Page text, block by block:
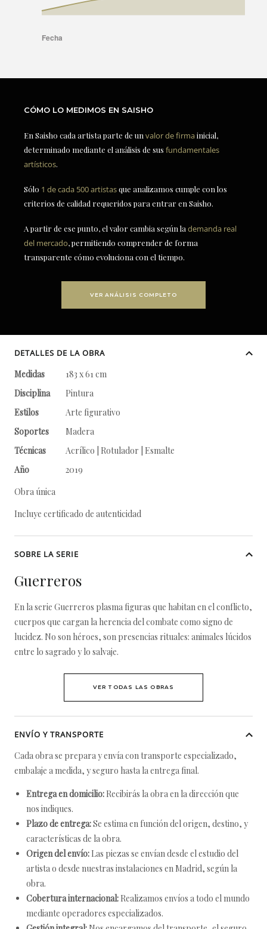
CÓMO LO MEDIMOS EN SAISHO
En Saisho cada artista parte de un valor de firmainicial,
determinado mediante el análisis de sus fundamentales
artísticos.
Sólo 1 de cada 500 artistasque analizamos cumple con los
criterios de calidad requeridos para entrar en Saisho.
A partir de ese punto, el valor cambia según la demanda real
del mercado, permitiendo comprender de forma
transparente cómo evoluciona con el tiempo.
VER ANÁLISIS COMPLETO
DETALLES DE LA OBRA
Medidas
183 x 61 cm
Disciplina
Pintura
Estilos
Arte figurativo
Soportes
Madera
Técnicas
Acrílico | Rotulador | Esmalte
Año
2019
Obra única
Incluye certificado de autenticidad
SOBRE LA SERIE
Guerreros
En la serie Guerreros plasma figuras que habitan en el conflicto,
cuerpos que cargan la herencia del combate como signo de
lucidez. No son héroes, son presencias rituales: animales lúcidos
entre lo sagrado y lo salvaje.
VER TODAS LAS OBRAS
ENVÍO Y TRANSPORTE
Cada obra se prepara y envía con transporte especializado,
embalaje a medida, y seguro hasta la entrega final.
Entrega en domicilio: Recibirás la obra en la dirección que
nos indiques.
Plazo de entrega:Se estima en función del origen, destino, y
características de la obra.
Origen del envío: Las piezas se envían desde el estudio del
artista o desde nuestras instalaciones en Madrid, según la
obra.
Cobertura internacional: Realizamos envíos a todo el mundo
mediante operadores especializados.